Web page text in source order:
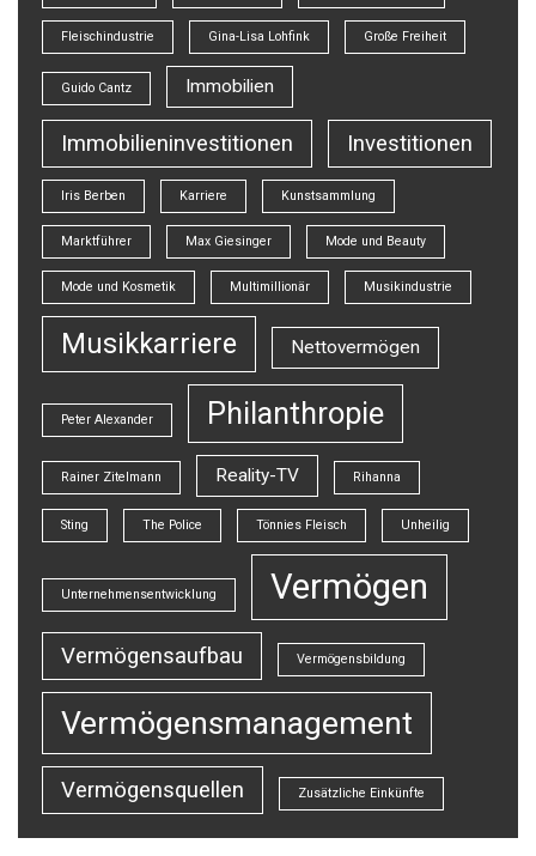
Fleischindustrie Gina-Lisa Lohfink Große Freiheit
Guido Cantz Immobilien
Immobilieninvestitionen Investitionen
Iris Berben Karriere Kunstsammlung
Marktführer Max Giesinger Mode und Beauty
Mode und Kosmetik Multimillionär Musikindustrie
Musikkarriere Nettovermögen
Peter Alexander Philanthropie
Rainer Zitelmann Reality-TV Rihanna
Sting The Police Tönnies Fleisch Unheilig
Unternehmensentwicklung Vermögen
Vermögensaufbau Vermögensbildung
Vermögensmanagement
Vermögensquellen Zusätzliche Einkünfte